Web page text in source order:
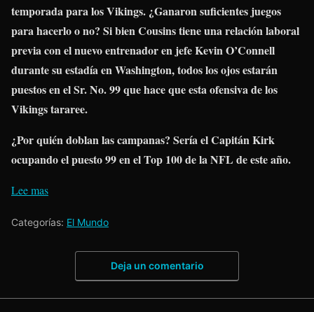
temporada para los Vikings. ¿Ganaron suficientes juegos
para hacerlo o no? Si bien Cousins ​​​​tiene una relación laboral
previa con el nuevo entrenador en jefe Kevin O’Connell
durante su estadía en Washington, todos los ojos estarán
puestos en el Sr. No. 99 que hace que esta ofensiva de los
Vikings tararee.
¿Por quién doblan las campanas? Sería el Capitán Kirk
ocupando el puesto 99 en el Top 100 de la NFL de este año.
Lee mas
Categorías: El Mundo
Deja un comentario